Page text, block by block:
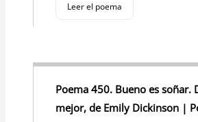
Leer el poema
Poema 450. Bueno es soñar.
mejor, de Emily Dickinson |